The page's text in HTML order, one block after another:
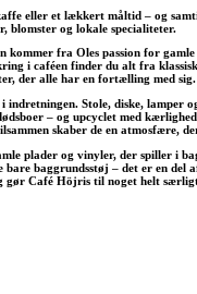
eller et lækkert måltid – og
blomster og lokale specialiteter.
kommer fra Oles passion for
i caféen finder du alt fra
der alle har en fortælling med sig.
indretningen. Stole, diske, lamper
– og upcyclet med
skaber de en atmosfære,
plader og vinyler, der spiller i
baggrundsstøj – det er en del
gør Café Höjris til noget helt